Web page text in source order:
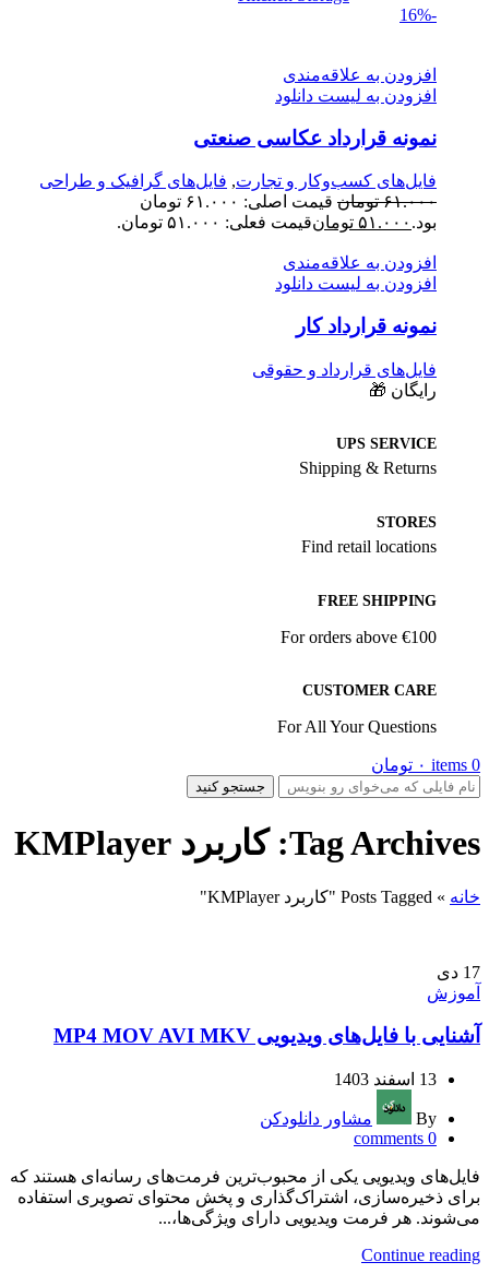
-16%
افزودن به علاقه‌مندی
افزودن به لیست دانلود
نمونه قرارداد عکاسی صنعتی
فایل‌های کسب‌وکار و تجارت, فایل‌های گرافیک و طراحی
۶۱.۰۰۰ تومان
قیمت اصلی: ۶۱.۰۰۰ تومان
بود. ۵۱.۰۰۰ تومانقیمت فعلی: ۵۱.۰۰۰ تومان.
افزودن به علاقه‌مندی
افزودن به لیست دانلود
نمونه قرارداد کار
فایل‌های قرارداد و حقوقی
رایگان 🎁
UPS SERVICE
Shipping & Returns
STORES
Find retail locations
FREE SHIPPING
For orders above €100
CUSTOMER CARE
For All Your Questions
0
items ۰ تومان
جستجو کنید
Tag Archives: کاربرد KMPlayer
خانه » Posts Tagged "کاربرد KMPlayer"
17 دی
آموزش
آشنایی با فایل‌های ویدیویی MP4 MOV AVI MKV
13 اسفند 1403
By
مشاور دانلودکن
0
comments
فایل‌های ویدیویی یکی از محبوب‌ترین فرمت‌های رسانه‌ای هستند که
برای ذخیره‌سازی، اشتراک‌گذاری و پخش محتوای تصویری استفاده
می‌شوند. هر فرمت ویدیویی دارای ویژگی‌ها،...
Continue reading